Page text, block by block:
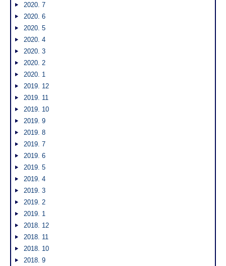
2020. 7
2020. 6
2020. 5
2020. 4
2020. 3
2020. 2
2020. 1
2019. 12
2019. 11
2019. 10
2019. 9
2019. 8
2019. 7
2019. 6
2019. 5
2019. 4
2019. 3
2019. 2
2019. 1
2018. 12
2018. 11
2018. 10
2018. 9